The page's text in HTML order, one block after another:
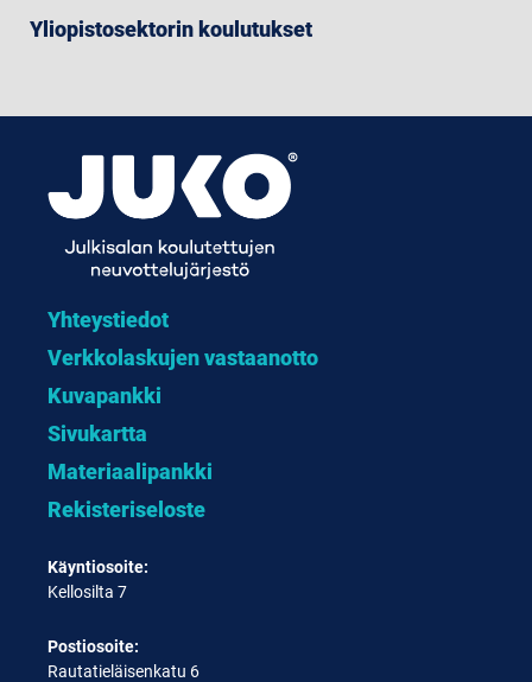
Yliopistosektorin koulutukset
Yhteystiedot
Verkkolaskujen vastaanotto
Kuvapankki
Sivukartta
Materiaalipankki
Rekisteriseloste
Käyntiosoite:
Kellosilta 7
Postiosoite:
Rautatieläisenkatu 6